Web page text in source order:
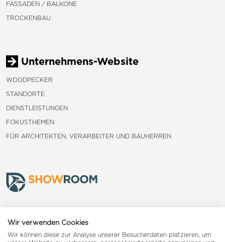
FASSADEN / BALKONE
TROCKENBAU
Unternehmens-Website
WOODPECKER
STANDORTE
DIENSTLEISTUNGEN
FOKUSTHEMEN
FÜR ARCHITEKTEN, VERARBEITER UND BAUHERREN
Landquart
Wir verwenden Cookies
Wir können diese zur Analyse unserer Besucherdaten platzieren, um